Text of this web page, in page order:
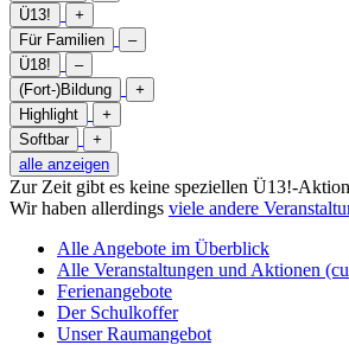
Ü13!
+
Für Familien
–
Ü18!
–
(Fort-)Bildung
+
Highlight
+
Softbar
+
alle anzeigen
Zur Zeit gibt es keine speziellen Ü13!-
Wir haben allerdings viele andere
Alle Angebote im Überblick
Alle Veranstaltungen und Aktionen
Ferienangebote
Der Schulkoffer
Unser Raumangebot